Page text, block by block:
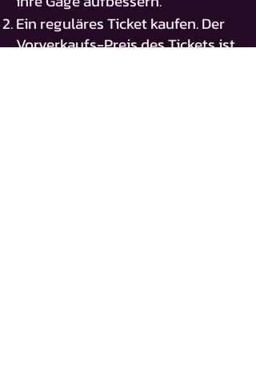
Ein reguläres Ticket kaufen. Der
Vorverkaufs-Preis des Tickets ist